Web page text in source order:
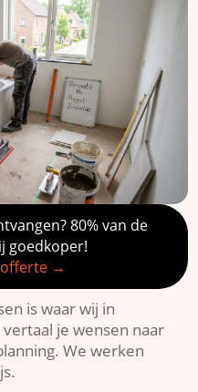
80% van de
goedkoper!
offerte →
is waar wij in
je wensen naar
We werken